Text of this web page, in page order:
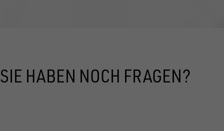
SIE HABEN NOCH FRAGEN?